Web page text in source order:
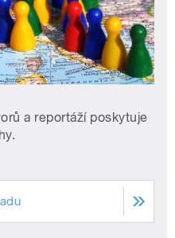
a reportáží poskytuje